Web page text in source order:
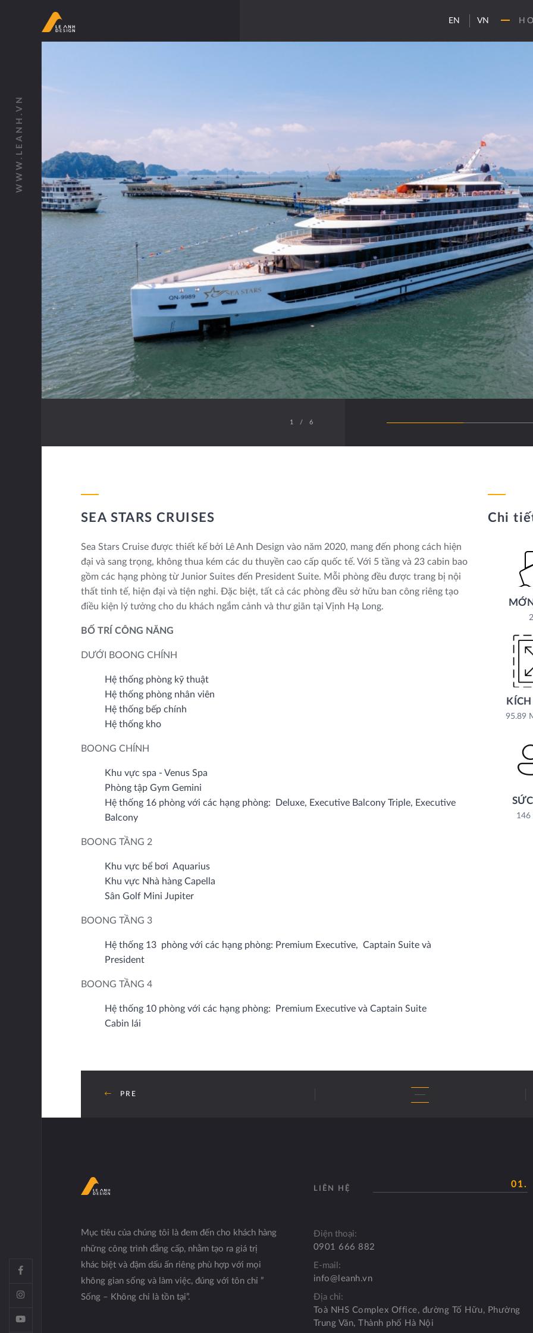
EN VN
WWW.LEANH.VN
1 / 6
SEA STARS CRUISES
Sea Stars Cruise được thiết kế bởi Lê Anh Design vào năm 2020, mang đến phong cách hiện
đại và sang trọng, không thua kém các du thuyền cao cấp quốc tế. Với 5 tầng và 23 cabin bao
gồm các hạng phòng từ Junior Suites đến President Suite. Mỗi phòng đều được trang bị nội
thất tinh tế, hiện đại và tiện nghi. Đặc biệt, tất cả các phòng đều sở hữu ban công riêng tạo
điều kiện lý tưởng cho du khách ngắm cảnh và thư giãn tại Vịnh Hạ Long.
BỐ TRÍ CÔNG NĂNG
DƯỚI BOONG CHÍNH
Hệ thống phòng kỹ thuật
Hệ thống phòng nhân viên
Hệ thống bếp chính
Hệ thống kho
BOONG CHÍNH
Khu vực spa - Venus Spa
Phòng tập Gym Gemini
Hệ thống 16 phòng với các hạng phòng: Deluxe, Executive Balcony Triple, Executive
Balcony
BOONG TẦNG 2
Khu vực bể bơi Aquarius
Khu vực Nhà hàng Capella
Sân Golf Mini Jupiter
BOONG TẦNG 3
Hệ thống 13 phòng với các hạng phòng: Premium Executive, Captain Suite và
President
BOONG TẦNG 4
Hệ thống 10 phòng với các hạng phòng: Premium Executive và Captain Suite
Cabin lái
Chi
95.89
146
PRE
Mục tiêu của chúng tôi là đem đến cho khách hàng
những công trình đẳng cấp, nhằm tạo ra giá trị
khác biệt và đậm dấu ấn riêng phù hợp với mọi
không gian sống và làm việc, đúng với tôn chỉ ”
Sống – Không chỉ là tồn tại”.
01.
LIÊN HỆ
Điện thoại:
0901 666 882
E-mail:
info@leanh.vn
Địa chỉ:
Toà NHS Complex Office, đường Tố Hữu, Phường
Trung Văn, Thành phố Hà Nội